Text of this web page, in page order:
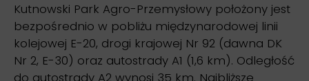
Kutnowski Park Agro-Przemysłowy położony jest
bezpośrednio w pobliżu międzynarodowej linii
kolejowej E-20, drogi krajowej Nr 92 (dawna DK
Nr 2, E-30) oraz autostrady A1 (1,6 km). Odległość